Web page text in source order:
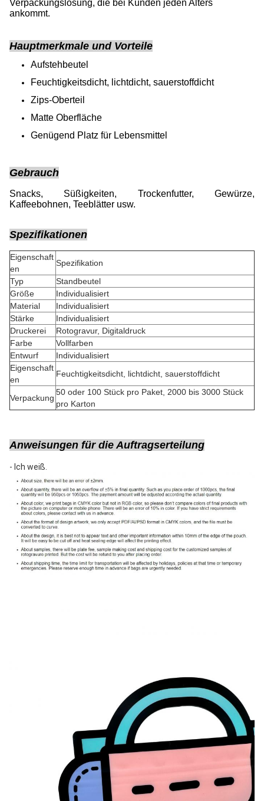
Verpackungslösung, die bei Kunden jeden Alters
ankommt.
Hauptmerkmale und Vorteile
Aufstehbeutel
Feuchtigkeitsdicht, lichtdicht, sauerstoffdicht
Zips-Oberteil
Matte Oberfläche
Genügend Platz für Lebensmittel
Gebrauch
Snacks, Süßigkeiten, Trockenfutter, Gewürze,
Kaffeebohnen, Teeblätter usw.
Spezifikationen
Eigenschaft
en
Spezifikation
Typ
Standbeutel
Größe
Individualisiert
Material
Individualisiert
Stärke
Individualisiert
Druckerei
Rotogravur, Digitaldruck
Farbe
Vollfarben
Entwurf
Individualisiert
Eigenschaft
en
Feuchtigkeitsdicht, lichtdicht, sauerstoffdicht
Verpackung
50 oder 100 Stück pro Paket, 2000 bis 3000 Stück
pro Karton
Anweisungen für die Auftragserteilung
- Ich weiß.